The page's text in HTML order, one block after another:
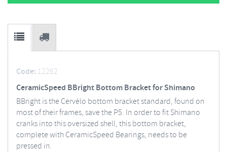
Code: 12262
CeramicSpeed BBright Bottom Bracket for Shimano
BBright is the Cervélo bottom bracket standard, found on
most of their frames, save the P5. In order to fit Shimano
cranks into this oversized shell, this bottom bracket,
complete with CeramicSpeed Bearings, needs to be
pressed in.